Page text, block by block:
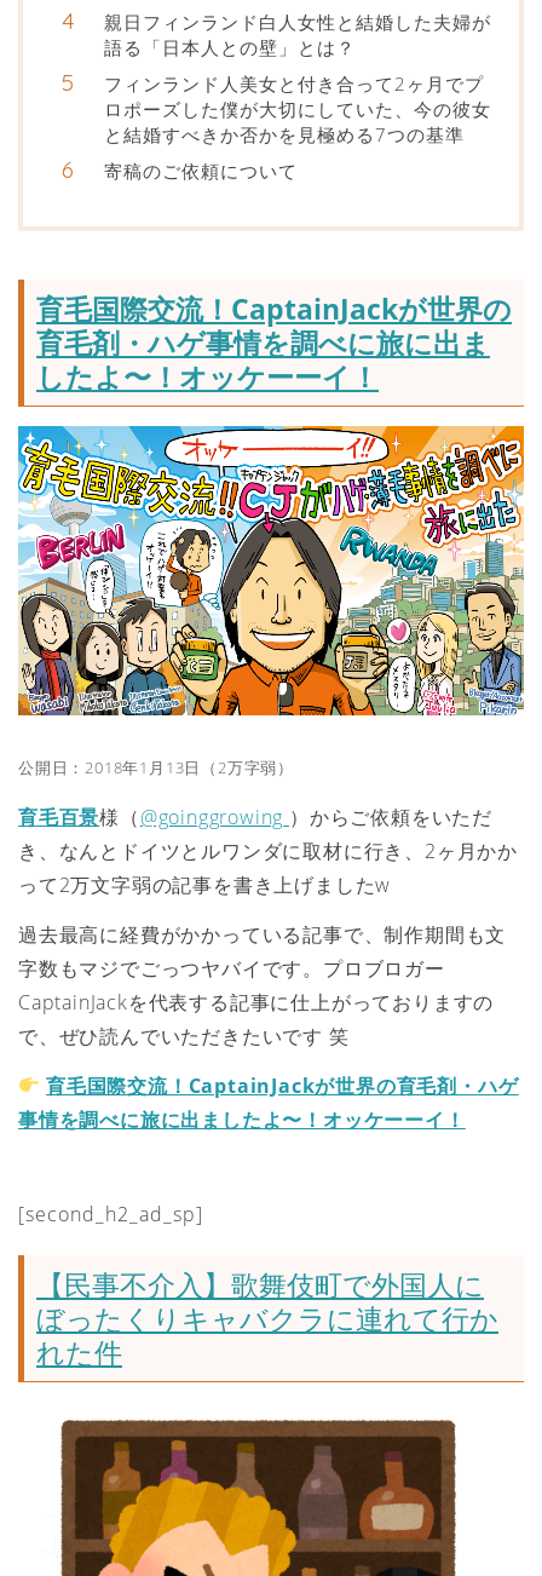
親日フィンランド白人女性と結婚した夫婦が
語る「日本人との壁」とは？
フィンランド人美女と付き合って2ヶ月でプ
ロポーズした僕が大切にしていた、今の彼女
と結婚すべきか否かを見極める7つの基準
寄稿のご依頼について
育毛国際交流！CaptainJackが世界の
育毛剤・ハゲ事情を調べに旅に出ま
したよ〜！オッケーーイ！
公開日：2018年1月13日（2万字弱）
育毛百景様（@goinggrowing ）からご依頼をいただ
き、なんとドイツとルワンダに取材に行き、2ヶ月かか
って2万文字弱の記事を書き上げましたw
過去最高に経費がかかっている記事で、制作期間も文
字数もマジでごっつヤバイです。プロブロガー
CaptainJackを代表する記事に仕上がっておりますの
で、ぜひ読んでいただきたいです 笑
育毛国際交流！CaptainJackが世界の育毛剤・ハゲ
事情を調べに旅に出ましたよ〜！オッケーーイ！
[second_h2_ad_sp]
【民事不介入】歌舞伎町で外国人に
ぼったくりキャバクラに連れて行か
れた件